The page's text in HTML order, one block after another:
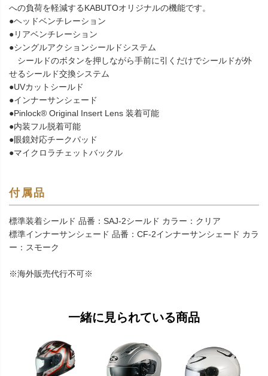
への負荷を軽減するKABUTOオリジナルの機能です。
●ヘッドベンチレーション
●リアベンチレーション
●シングルアクションシールドシステム
シールドのボタンを押しながら手前に引くだけでシールドが外
せるシールド交換システム
●UVカットシールド
●インナーサンシェード
●Pinlock® Original Insert Lens 装着可能
●内装フル脱着可能
●眼鏡対応チークパッド
●マイクロラチェットバックル
付属品
標準装着シールド 品番：SAJ-2シールド カラー：クリア
標準インナーサンシェード 品番：CF-2インナーサンシェード カラ
ー：スモーク
※海外販売代行不可※
一緒に見られている商品